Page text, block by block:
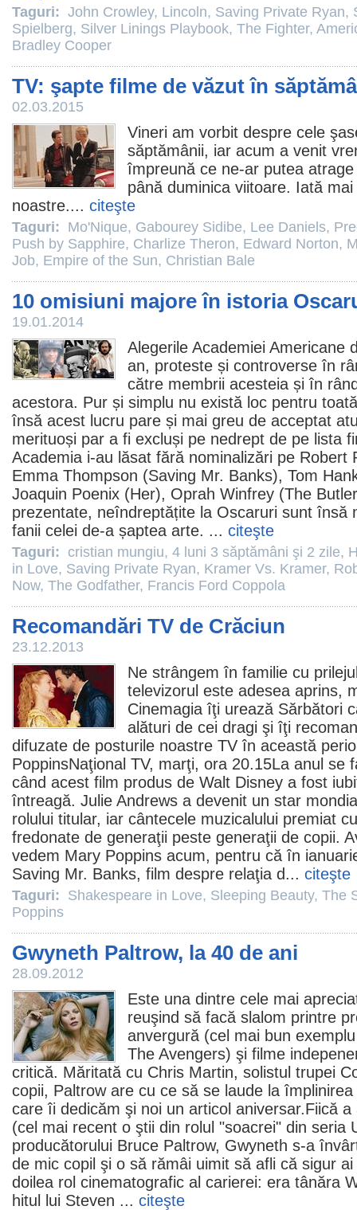
Taguri: John Crowley, Lincoln, Saving Private Ryan,
Spielberg, Silver Linings Playbook, The Fighter,
Bradley Cooper
TV: şapte filme de văzut în
02.03.2015
Vineri am vorbit despre cele
săptămânii, iar acum a venit
împreună ce ne-ar putea
până duminica viitoare. Iată
noastre.... citeşte
Taguri: Mo'Nique, Gabourey Sidibe, Lee Daniels,
Push by Sapphire, Charlize Theron, Edward Norton,
Job, Empire of the Sun, Christian Bale
10 omisiuni majore în istoria
19.01.2014
Alegerile Academiei Americane
an, proteste și controverse în
către membrii acesteia și în
acestora. Pur și simplu nu există loc pentru
însă acest lucru pare și mai greu de acceptat
merituoși par a fi excluși pe nedrept de pe lista
Academia i-au lăsat fără nominalizări pe
Emma Thompson (Saving Mr. Banks), Tom
Joaquin Poenix (Her), Oprah Winfrey (The
prezentate, neîndreptățite la Oscaruri sunt însă
fanii celei de-a șaptea arte. ... citeşte
Taguri: cristian mungiu, 4 luni 3 săptămâni şi 2 zile,
in Love, Saving Private Ryan, Kramer Vs. Kramer,
Now, The Godfather, Francis Ford Coppola
Recomandări TV de Crăciun
23.12.2013
Ne strângem în familie cu
televizorul este adesea aprins,
Cinemagia îţi urează Sărbători
alături de cei dragi şi îţi
difuzate de posturile noastre TV în această
PoppinsNaţional TV, marţi, ora 20.15La anul se
când acest film produs de Walt Disney a fost
întreagă. Julie Andrews a devenit un star
rolului titular, iar cântecele muzicalului premiat
fredonate de generaţii peste generaţii de copii.
vedem Mary Poppins acum, pentru că în
Saving Mr. Banks, film despre relaţia d... citeşte
Taguri: Shakespeare in Love, Sleeping Beauty, The
Poppins
Gwyneth Paltrow, la 40 de ani
28.09.2012
Este una dintre cele mai
reuşind să facă slalom printre
anvergură (cel mai bun
The Avengers) şi filme
critică. Măritată cu Chris Martin, solistul trupei
copii, Paltrow are cu ce să se laude la
care îi dedicăm şi noi un articol aniversar.Fiică
(cel mai recent o ştii din rolul "soacrei" din seria
producătorului Bruce Paltrow, Gwyneth s-a
de mic copil şi o să rămâi uimit să afli că sigur
doilea rol cinematografic al carierei: era tânăra
hitul lui Steven ... citeşte